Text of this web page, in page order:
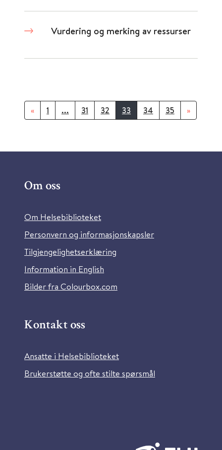
Vurdering og merking av ressurser
« 1 ... 31 32 33 34 35 »
Om oss
Om Helsebiblioteket
Personvern og informasjonskapsler
Tilgjengelighetserklæring
Information in English
Bilder fra Colourbox.com
Kontakt oss
Ansatte i Helsebiblioteket
Brukerstøtte og ofte stilte spørsmål